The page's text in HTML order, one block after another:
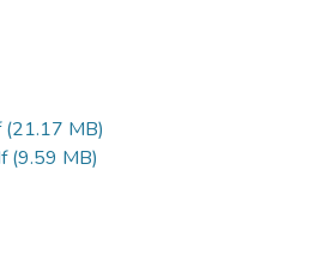
(21.17 MB)
(9.59 MB)